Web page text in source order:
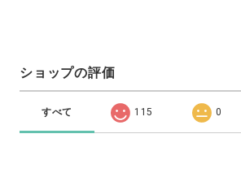
ショップの評価
すべて 115 0